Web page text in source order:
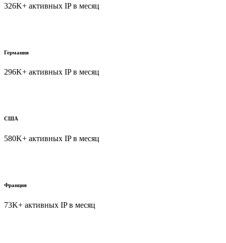
326K+ активных IP в месяц
Германия
296K+ активных IP в месяц
США
580K+ активных IP в месяц
Франция
73K+ активных IP в месяц